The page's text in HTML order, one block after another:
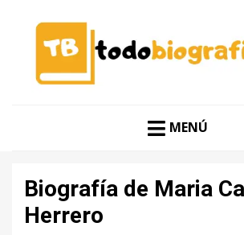
TODO MENÚ
Biografía de Maria
Herrero